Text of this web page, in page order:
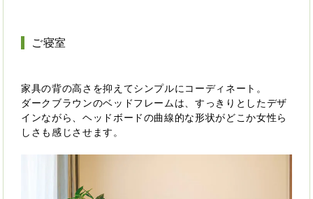
ご寝室
家具の背の高さを抑えてシンプルにコーディネート。
ダークブラウンのベッドフレームは、すっきりとしたデザ
インながら、ヘッドボードの曲線的な形状がどこか女性ら
しさも感じさせます。